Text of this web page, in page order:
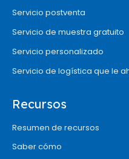
Servicio postventa
Servicio de muestra gratuito
Servicio personalizado
Servicio de logística que le
Recursos
Resumen de recursos
Saber cómo